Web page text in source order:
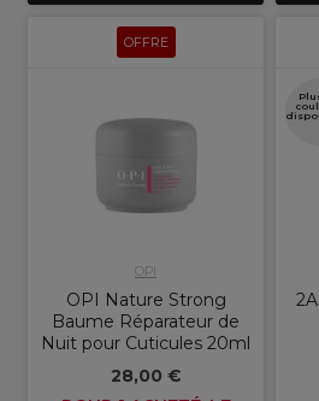
OFFRE
OPI
OPI Nature Strong
Baume Réparateur de
Nuit pour Cuticules 20ml
28,00 €